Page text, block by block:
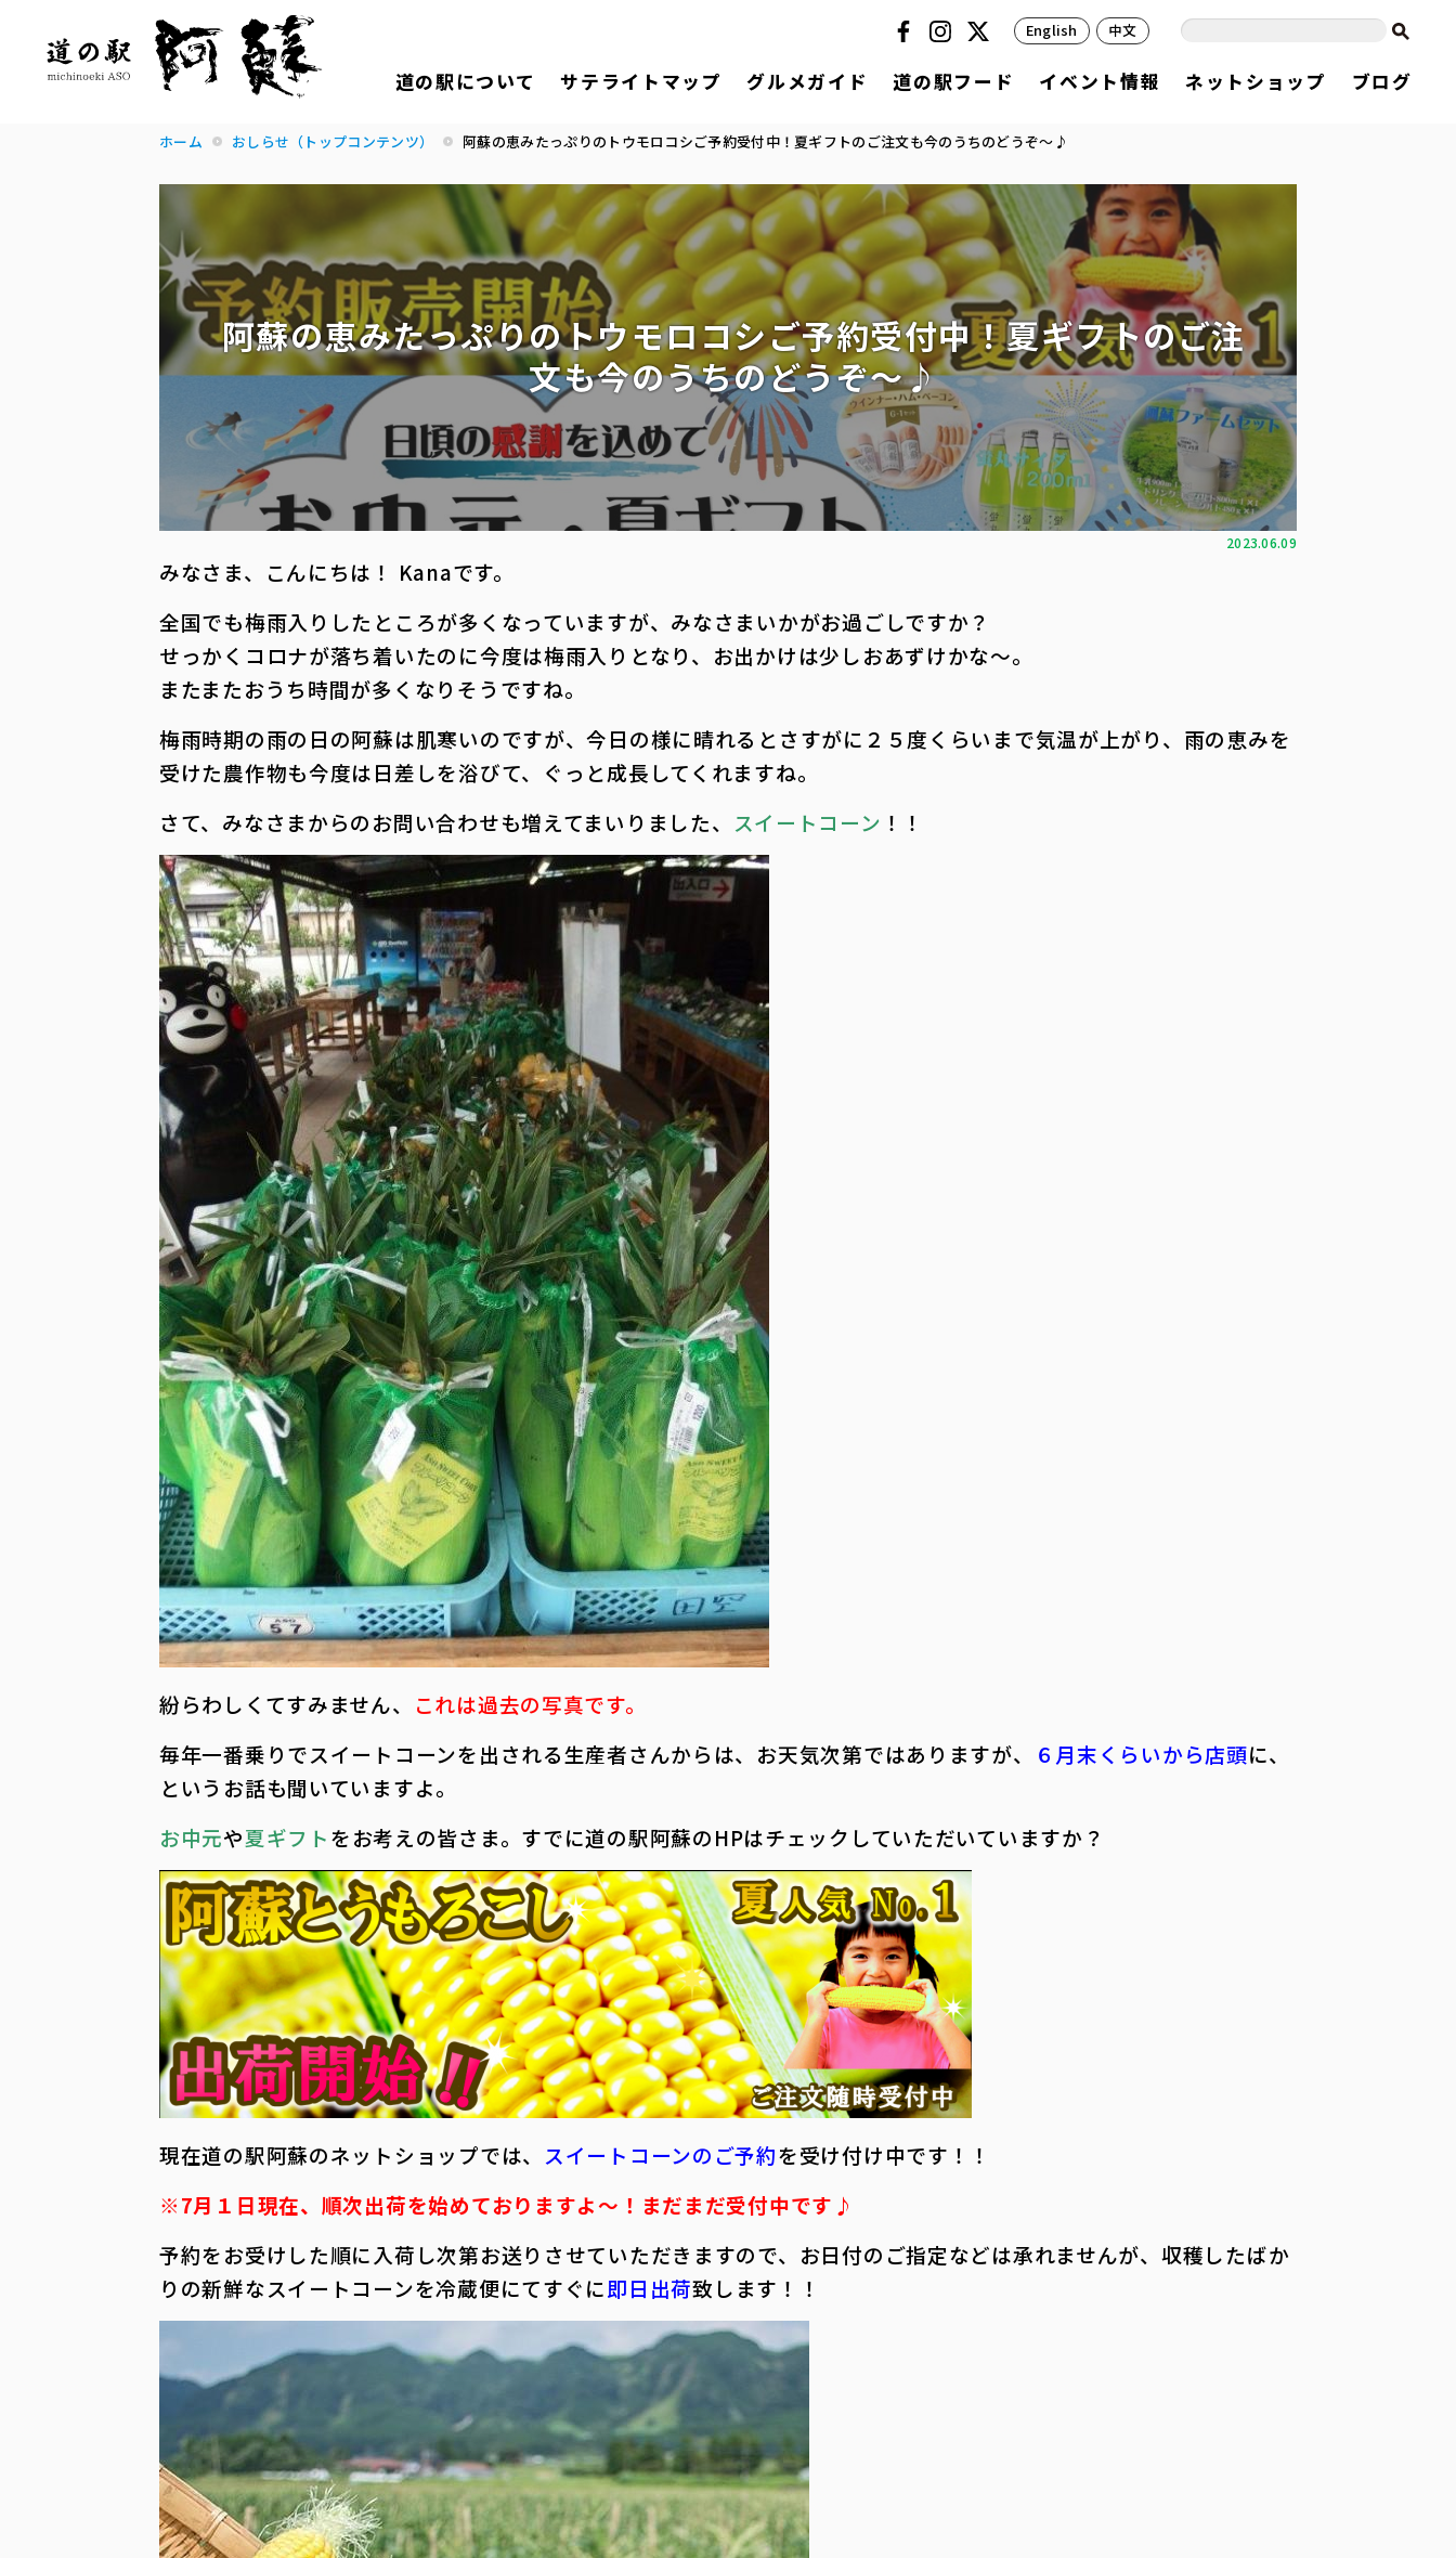
道の駅について サテライトマップ グルメガイド 道の駅フード イベント情報 ネットショップ ブログ
English 中文
ホーム おしらせ（トップコンテンツ） 阿蘇の恵みたっぷりのトウモロコシご予約受付中！夏ギフトのご注文も今のうちのどうぞ～♪
阿蘇の恵みたっぷりのトウモロコシご予約受付中！夏ギフトのご注
文も今のうちのどうぞ～♪
2023.06.09
みなさま、こんにちは！ Kanaです。
全国でも梅雨入りしたところが多くなっていますが、みなさまいかがお過ごしですか？
せっかくコロナが落ち着いたのに今度は梅雨入りとなり、お出かけは少しおあずけかな～。
またまたおうち時間が多くなりそうですね。
梅雨時期の雨の日の阿蘇は肌寒いのですが、今日の様に晴れるとさすがに２５度くらいまで気温が上がり、雨の恵みを
受けた農作物も今度は日差しを浴びて、ぐっと成長してくれますね。
さて、みなさまからのお問い合わせも増えてまいりました、 スイートコーン ！！
紛らわしくてすみません、
これは過去の写真です。
毎年一番乗りでスイートコーンを出される生産者さんからは、お天気次第ではありますが、
６月末くらいから店頭に、
というお話も聞いていますよ。
お中元や夏ギフトをお考えの皆さま。すでに道の駅阿蘇のHPはチェックしていただいていますか？
現在道の駅阿蘇のネットショップでは、 スイートコーンのご予約を受け付け中です！！
※7月１日現在、順次出荷を始めておりますよ～！まだまだ受付中です♪
予約をお受けした順に入荷し次第お送りさせていただきますので、お日付のご指定などは承れませんが、収穫したばか
りの新鮮なスイートコーンを冷蔵便にてすぐに即日出荷致します！！